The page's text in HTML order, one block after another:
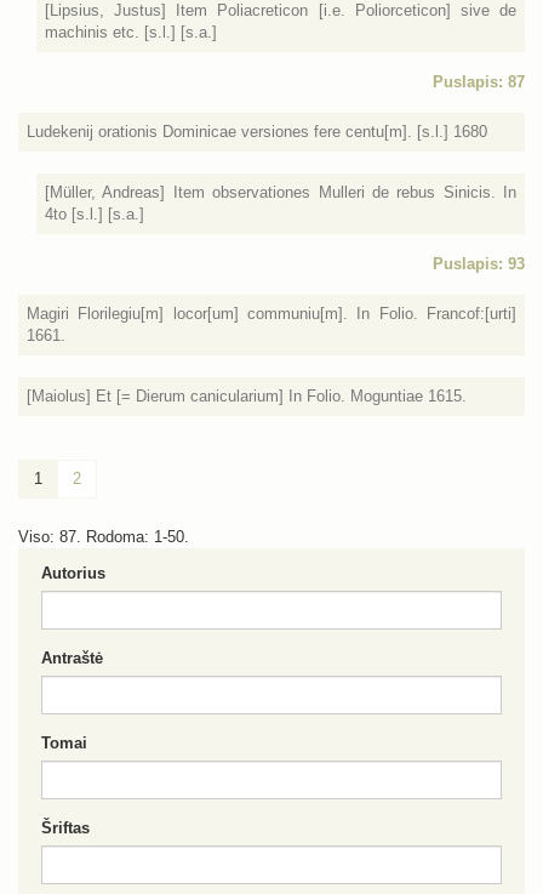
[Lipsius, Justus] Item Poliacreticon [i.e. Poliorceticon] sive de
machinis etc. [s.l.] [s.a.]
Puslapis: 87
Ludekenij orationis Dominicae versiones fere centu[m]. [s.l.] 1680
[Müller, Andreas] Item observationes Mulleri de rebus Sinicis. In
4to [s.l.] [s.a.]
Puslapis: 93
Magiri Florilegiu[m] locor[um] communiu[m]. In Folio. Francof:[urti]
1661.
[Maiolus] Et [= Dierum canicularium] In Folio. Moguntiae 1615.
1 2
Viso: 87. Rodoma: 1-50.
Autorius
Antraštė
Tomai
Šriftas